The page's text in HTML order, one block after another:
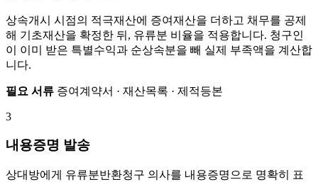
상속개시 시점의 적극재산에 증여재산을 더하고 채무를 공제
해 기초재산을 확정한 뒤, 유류분 비율을 적용합니다. 청구인
이 이미 받은 특별수익과 순상속분을 빼 실제 부족액을 계산합
니다.
필요 서류 증여계약서 · 재산목록 · 제적등본
3
내용증명 발송
상대방에게 유류분반환청구 의사를 내용증명으로 명확히 표